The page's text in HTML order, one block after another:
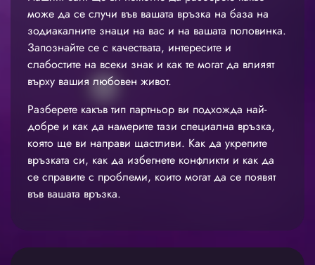
може да се случи във вашата връзка на база на
зодиакалните знаци на вас и на вашата половинка.
Запознайте се с качествата, интересите и
слабостите на всеки знак и как те могат да влияят
върху вашия любовен живот.
Разберете какъв тип партньор ви подхожда най-
добре и как да намерите тази специална връзка,
която ще ви направи щастливи. Как да укрепите
връзката си, как да избегнете конфликти и как да
се справите с проблеми, които могат да се появят
във вашата връзка.